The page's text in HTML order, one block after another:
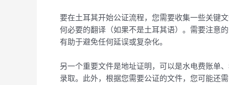
要在土耳其开始公证流程，您需要收集一些关键
何必要的翻译（如果不是土耳其语）。需要注意
有助于避免任何延误或复杂化。
另一个重要文件是地址证明，可以是水电费账单
录取。此外，根据您需要公证的文件，您可能还